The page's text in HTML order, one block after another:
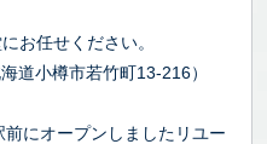
お任せください。
道小樽市若竹町13-216）
にオープンしましたリユー